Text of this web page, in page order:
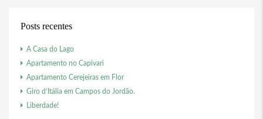
Posts recentes
A Casa do Lago
Apartamento no Capivari
Apartamento Cerejeiras em Flor
Giro d’Itália em Campos do Jordão.
Liberdade!